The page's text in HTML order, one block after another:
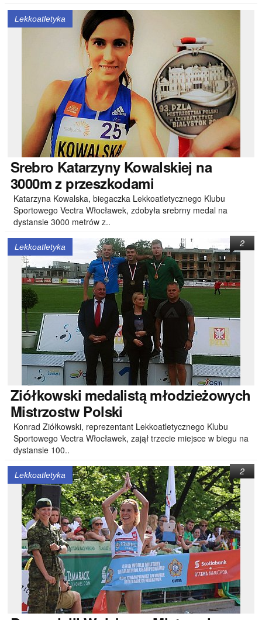
Lekkoatletyka
Srebro Katarzyny Kowalskiej na
3000m z przeszkodami
Katarzyna Kowalska, biegaczka Lekkoatletycznego Klubu
Sportowego Vectra Włocławek, zdobyła srebrny medal na
dystansie 3000 metrów z..
Lekkoatletyka
Ziółkowski medalistą młodzieżowych
Mistrzostw Polski
Konrad Ziółkowski, reprezentant Lekkoatletycznego Klubu
Sportowego Vectra Włocławek, zajął trzecie miejsce w biegu na
dystansie 100..
2
Lekkoatletyka 2